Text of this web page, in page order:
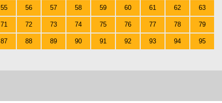
55 56 57 58 59 60 61 62 63
71 72 73 74 75 76 77 78 79
87 88 89 90 91 92 93 94 95